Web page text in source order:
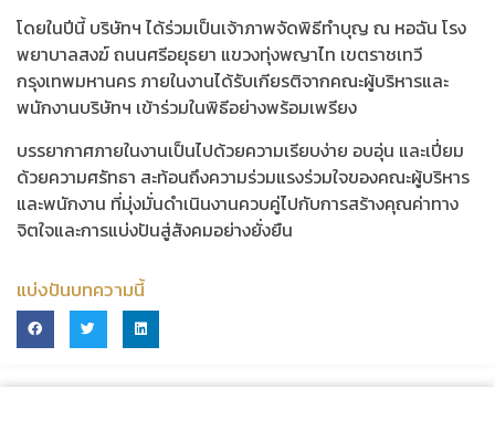
โดยในปีนี้ บริษัทฯ ได้ร่วมเป็นเจ้าภาพจัดพิธีทำบุญ ณ หอฉัน โรง
พยาบาลสงฆ์ ถนนศรีอยุธยา แขวงทุ่งพญาไท เขตราชเทวี
กรุงเทพมหานคร ภายในงานได้รับเกียรติจากคณะผู้บริหารและ
พนักงานบริษัทฯ เข้าร่วมในพิธีอย่างพร้อมเพรียง
บรรยากาศภายในงานเป็นไปด้วยความเรียบง่าย อบอุ่น และเปี่ยม
ด้วยความศรัทธา สะท้อนถึงความร่วมแรงร่วมใจของคณะผู้บริหาร
และพนักงาน ที่มุ่งมั่นดำเนินงานควบคู่ไปกับการสร้างคุณค่าทาง
จิตใจและการแบ่งปันสู่สังคมอย่างยั่งยืน
แบ่งปันบทความนี้